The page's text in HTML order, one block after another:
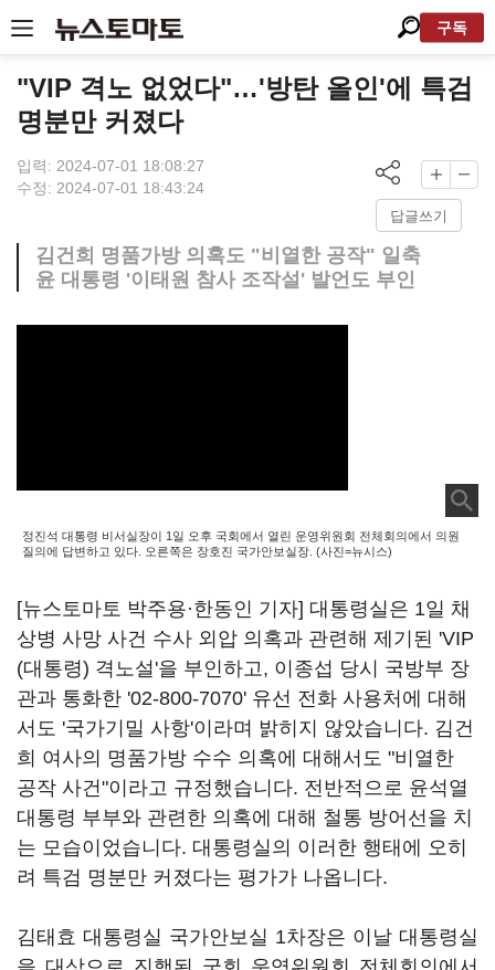
구독
"VIP 격노 없었다"…'방탄 올인'에 특검
명분만 커졌다
입력: 2024-07-01 18:08:27
수정: 2024-07-01 18:43:24
답글쓰기
김건희 명품가방 의혹도 "비열한 공작" 일축
윤 대통령 '이태원 참사 조작설' 발언도 부인
정진석 대통령 비서실장이 1일 오후 국회에서 열린 운영위원회 전체회의에서 의원
질의에 답변하고 있다. 오른쪽은 장호진 국가안보실장. (사진=뉴시스)
[뉴스토마토 박주용·한동인 기자] 대통령실은 1일 채
상병 사망 사건 수사 외압 의혹과 관련해 제기된 'VIP
(대통령) 격노설'을 부인하고, 이종섭 당시 국방부 장
관과 통화한 '02-800-7070' 유선 전화 사용처에 대해
서도 '국가기밀 사항'이라며 밝히지 않았습니다. 김건
희 여사의 명품가방 수수 의혹에 대해서도 "비열한
공작 사건"이라고 규정했습니다. 전반적으로 윤석열
대통령 부부와 관련한 의혹에 대해 철통 방어선을 치
는 모습이었습니다. 대통령실의 이러한 행태에 오히
려 특검 명분만 커졌다는 평가가 나옵니다.
김태효 대통령실 국가안보실 1차장은 이날 대통령실